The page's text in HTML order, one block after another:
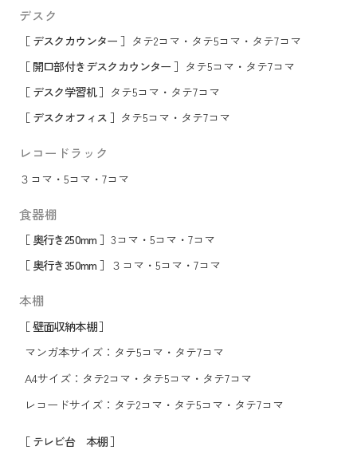
デスク
［ デスクカウンター ］ タテ2コマ ・ タテ5コマ ・ タテ7コマ
［ 開口部付きデスクカウンター ］ タテ5コマ ・ タテ7コマ
［ デスク学習机 ］ タテ5コマ ・ タテ7コマ
［ デスクオフィス ］ タテ5コマ ・ タテ7コマ
レコードラック
３コマ ・ 5コマ ・ 7コマ
食器棚
［ 奥行き250mm ］ 3コマ ・ 5コマ ・ 7コマ
［ 奥行き350mm ］ ３コマ ・ 5コマ ・ 7コマ
本棚
［ 壁面収納本棚 ］
マンガ本サイズ： タテ5コマ ・ タテ7コマ
A4サイズ： タテ2コマ ・ タテ5コマ ・ タテ7コマ
レコードサイズ： タテ2コマ ・ タテ5コマ ・ タテ7コマ
［ テレビ台 本棚 ］